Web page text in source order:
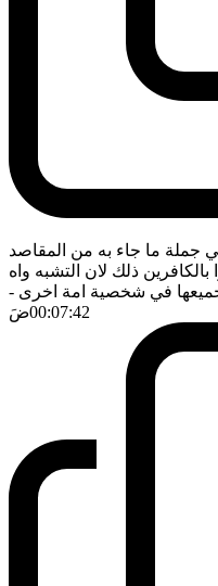
جملة ما جاء به من المقاصد
بالكافرين ذلك لان التشبه واه
في شخصية امة اخرى -
00:07:42ضَ